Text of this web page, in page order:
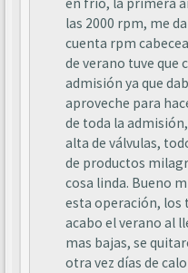
las 2000 rpm, me
cuenta rpm
de verano tuve que
admisión ya que
aproveche para
de toda la
alta de válvulas,
de productos
cosa linda. Bueno
esta operación,
acabo el verano al
mas bajas, se
otra vez días de